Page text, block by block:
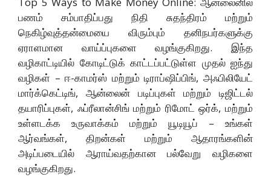
பணம் சம்பாதிப்பது நிதி சுதந்திரம் மற்றும்
நெகிழ்வுத்தன்மையை விரும்பும் தனிநபர்களுக்கு
ஏராளமான வாய்ப்புகளை வழங்குகிறது. இந்த
வழிகாட்டியில் கோடிட்டுக் காட்டப்பட்டுள்ள முதல் ஐந்து
வழிகள் – ஈ-காமர்ஸ் மற்றும் டிராப்ஷிப்பிங், அஃபிலியேட்
மார்க்கெட்டிங், ஆன்லைன் படிப்புகள் மற்றும் டிஜிட்டல்
தயாரிப்புகள், ஃப்ரீலான்சிங் மற்றும் ரிமோட் ஒர்க், மற்றும்
உள்ளடக்க உருவாக்கம் மற்றும் யூடியூப் – உங்கள்
ஆர்வங்கள், திறன்கள் மற்றும் ஆதாரங்களின்
அடிப்படையில் ஆராய்வதற்கான பல்வேறு வழிகளை
வழங்குகிறது.